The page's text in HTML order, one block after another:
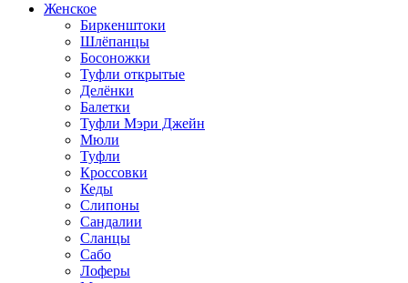
Женское
Биркенштоки
Шлёпанцы
Босоножки
Туфли открытые
Делёнки
Балетки
Туфли Мэри Джейн
Мюли
Туфли
Кроссовки
Кеды
Слипоны
Сандалии
Сланцы
Сабо
Лоферы